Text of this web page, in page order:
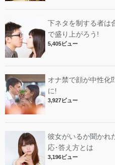
下ネタを制する者は
で盛り上がろう!
5,405ビュー
オナ禁で顔が中性化
に!
3,927ビュー
彼女がいるか聞かれ
応･答え方とは
3,196ビュー